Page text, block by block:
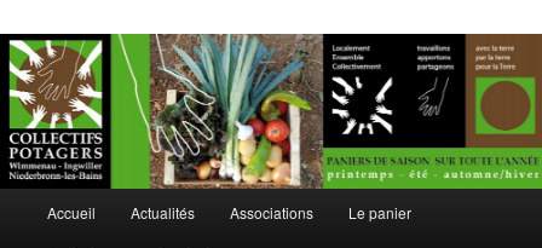
Aller
Accueil Actualités Associations Le panier